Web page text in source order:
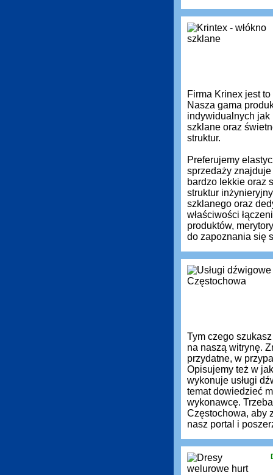
Firma Krinex jest
Nasza gama
indywidualnych jak
szklane oraz
struktur.
Preferujemy
sprzedaży
bardzo lekkie oraz
struktur
szklanego oraz
właściwości
produktów,
do zapoznania się
Tym czego
na naszą witrynę.
przydatne, w
Opisujemy też w
wykonuje usługi
temat dowiedzieć
wykonawcę.
Częstochowa, aby
nasz portal i